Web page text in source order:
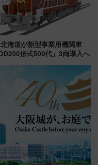
海道が新型事業用機関車
DD200形式500代」3両導入へ